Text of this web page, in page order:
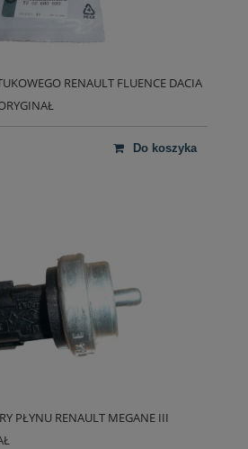
RENAULT FLUENCE DACIA
do koszyka
PŁYNU RENAULT MEGANE III